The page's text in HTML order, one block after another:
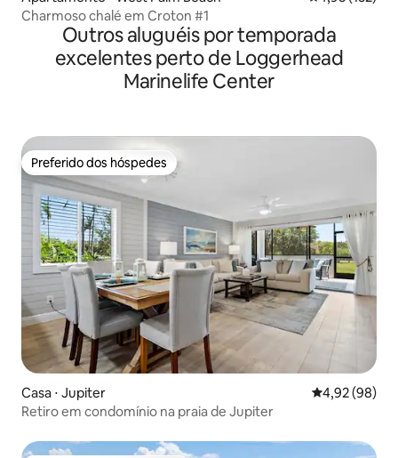
Charmoso chalé em Croton #1
Outros aluguéis por temporada
excelentes perto de Loggerhead
Marinelife Center
Preferido dos hóspedes
Preferido dos hóspedes
Casa ⋅ Jupiter 4,92 de uma
4,92 (98)
Retiro em condomínio na praia de Jupiter